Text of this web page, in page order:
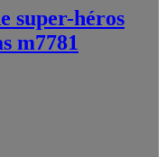
super-héros
m7781